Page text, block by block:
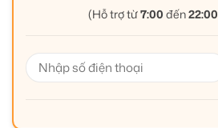
(Hỗ trợ từ7:00 đến22:00